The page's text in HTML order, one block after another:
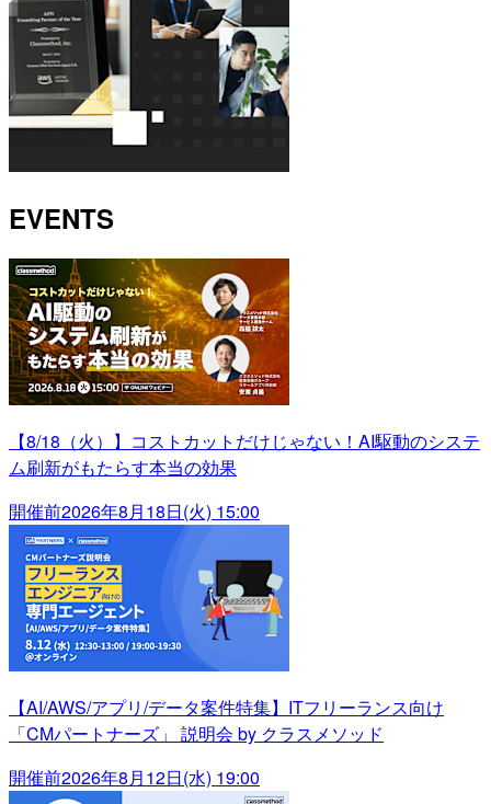
EVENTS
【8/18（火）】コストカットだけじゃない！AI駆動のシステ
ム刷新がもたらす本当の効果
開催前2026年8月18日(火) 15:00
【AI/AWS/アプリ/データ案件特集】ITフリーランス向け
「CMパートナーズ」 説明会 by クラスメソッド
開催前2026年8月12日(水) 19:00